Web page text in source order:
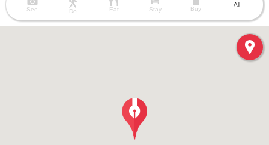
See Do Eat Stay Buy
All